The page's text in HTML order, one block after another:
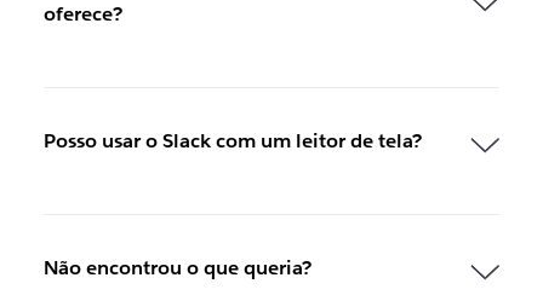
oferece?
Posso usar o Slack com um leitor de tela?
Não encontrou o que queria?